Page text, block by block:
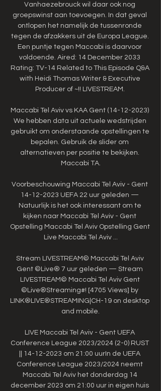
Vanhaezebrouck wil daar ook nog
groepswinst aan toevoegen. In dat geval
ontlopen het namelijk de tussenronde
tegen de afzakkers uit de Europa League.
Een puntje tegen Maccabi is daarvoor
voldoende. Aired: 14 December 2033
Rating: TV-14 Related to This Episode Q&A
with Heidi Thomas Writer & Executive
Producer of ~!! LIVESTREAM.
Maccabi Tel Aviv vs KAA Gent (14-12-2023)
We hebben data uit actuele wedstrijden
gebruikt om onderstaande opstellingen te
bepalen. Gebruik de slider om
alternatieven per positie te bekijken.
Maccabi TA.
Voorbeschouwing Maccabi Tel Aviv - Gent
14-12-2023 UEFA 22 uur geleden —
Natuurlijk is het ook interessant om te
kijken naar Maccabi Tel Aviv - Gent
Opstelling Maccabi Tel Aviv Opstelling Gent
Live Maccabi Tel Aviv ...
Stream LIVESTREAM© Maccabi Tel Aviv
Gent ©Live® 7 uur geleden — Stream
LIVESTREAM© Maccabi Tel Aviv Gent
©Live®Streaming#! [4705 Views] by
LINK®LIVE®STREAMING|CH-19 on desktop
and mobile.
LIVE Maccabi Tel Aviv - Gent UEFA
Conference League 2023/2024 (2-0) RUST
|| 14-12-2023 om 21:00 uurIn de UEFA
Conference League 2023/2024 neemt
Maccabi Tel Aviv het donderdag 14
december 2023 om 21:00 uur in eigen huis